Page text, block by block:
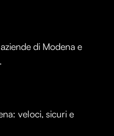
di Modena e
veloci, sicuri e